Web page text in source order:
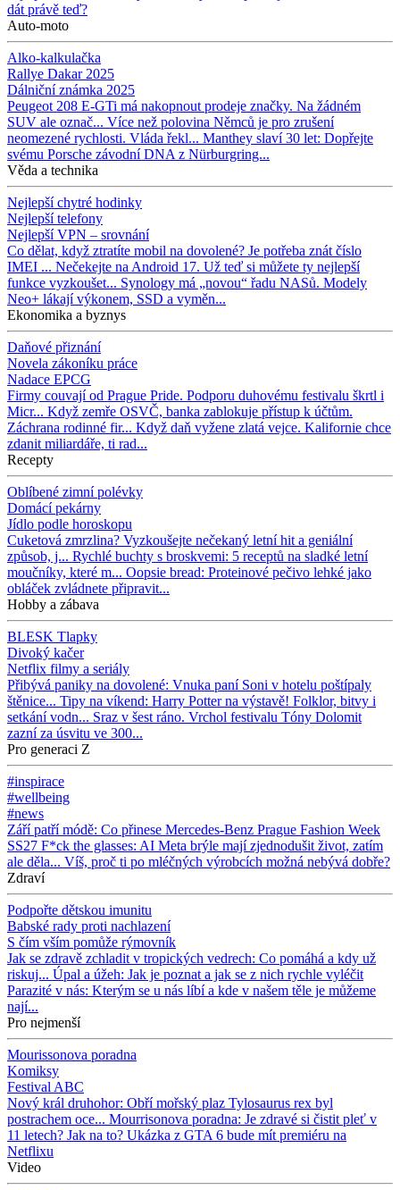
dát právě teď?
Auto-moto
Alko-kalkulačka
Rallye Dakar 2025
Dálniční známka 2025
Peugeot 208 E-GTi má nakopnout prodeje značky. Na žádném
SUV ale označ... Více než polovina Němců je pro zrušení
neomezené rychlosti. Vláda řekl... Manthey slaví 30 let: Dopřejte
svému Porsche závodní DNA z Nürburgring...
Věda a technika
Nejlepší chytré hodinky
Nejlepší telefony
Nejlepší VPN – srovnání
Co dělat, když ztratíte mobil na dovolené? Je potřeba znát číslo
IMEI ... Nečekejte na Android 17. Už teď si můžete ty nejlepší
funkce vyzkoušet... Synology má „novou“ řadu NASů. Modely
Neo+ lákají výkonem, SSD a vyměn...
Ekonomika a byznys
Daňové přiznání
Novela zákoníku práce
Nadace EPCG
Firmy couvají od Prague Pride. Podporu duhovému festivalu škrtl i
Micr... Když zemře OSVČ, banka zablokuje přístup k účtům.
Záchrana rodinné fir... Když daň vyžene zlatá vejce. Kalifornie chce
zdanit miliardáře, ti rad...
Recepty
Oblíbené zimní polévky
Domácí pekárny
Jídlo podle horoskopu
Cuketová zmrzlina? Vyzkoušejte nečekaný letní hit a geniální
způsob, j... Rychlé buchty s broskvemi: 5 receptů na sladké letní
moučníky, které m... Oopsie bread: Proteinové pečivo lehké jako
obláček zvládnete připravit...
Hobby a zábava
BLESK Tlapky
Divoký kačer
Netflix filmy a seriály
Přibývá paniky na dovolené: Vnuka paní Soni v hotelu poštípaly
štěnice... Tipy na víkend: Harry Potter na výstavě! Folklor, bitvy i
setkání vodn... Sraz v šest ráno. Vrchol festivalu Tóny Dolomit
zazní za úsvitu ve 300...
Pro generaci Z
#inspirace
#wellbeing
#news
Září patří módě: Co přinese Mercedes-Benz Prague Fashion Week
SS27 F*ck the glasses: AI Meta brýle mají zjednodušit život, zatím
ale děla... Víš, proč ti po mléčných výrobcích možná nebývá dobře?
Zdraví
Podpořte dětskou imunitu
Babské rady proti nachlazení
S čím vším pomůže rýmovník
Jak se zdravě zchladit v tropických vedrech: Co pomáhá a kdy už
riskuj... Úpal a úžeh: Jak je poznat a jak se z nich rychle vyléčit
Parazité v nás: Kterým se u nás líbí a kde v našem těle je můžeme
nají...
Pro nejmenší
Mourissonova poradna
Komiksy
Festival ABC
Nový král druhohor: Obří mořský plaz Tylosaurus rex byl
postrachem oce... Mourrisonova poradna: Je zdravé si čistit pleť v
11 letech? Jak na to? Ukázka z GTA 6 bude mít premiéru na
Netflixu
Video